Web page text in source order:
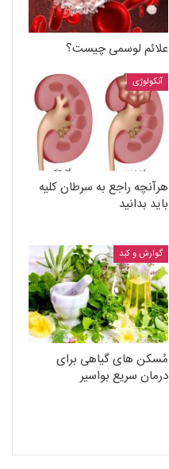
علائم لوسمی چیست؟
آنکولوژی
هرآنچه راجع به سرطان کلیه
باید بدانید
گوارش و کبد
مُسکن های گیاهی برای
درمان سریع بواسیر